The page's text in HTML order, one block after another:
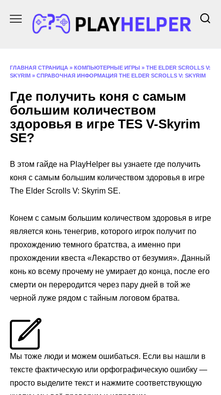
содержанию
ГЛАВНАЯ СТРАНИЦА » КОМПЬЮТЕРНЫЕ ИГРЫ » THE ELDER SCROLLS V:
SKYRIM » СПРАВОЧНАЯ ИНФОРМАЦИЯ THE ELDER SCROLLS V: SKYRIM
Где получить коня с самым
большим количеством
здоровья в игре ТES V-Skyrim
SE?
В этом гайде на PlayHelper вы узнаете где получить
коня с самым большим количеством здоровья в игре
The Elder Scrolls V: Skyrim SE.
Конем с самым большим количеством здоровья в игре
является конь тенегрив, которого игрок получит по
прохождению темного братства, а именно при
прохождении квеста «Лекарство от безумия». Данный
конь ко всему прочему не умирает до конца, после его
смерти он переродится через пару дней в той же
черной луже рядом с тайным логовом братва.
Мы тоже люди и можем ошибаться. Если вы нашли в
тексте фактическую или орфографическую ошибку —
просто выделите текст и нажмите соответствующую